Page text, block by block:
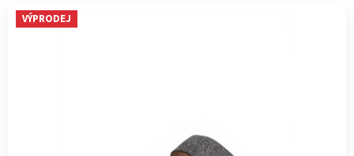
V VÝPRODEJ